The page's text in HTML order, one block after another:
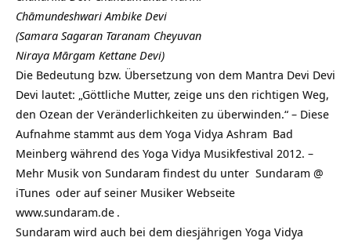
Chāmundeshwari Ambike Devi
(Samara Sagaran Taranam Cheyuvan
Niraya Mārgam Kettane Devi)
Die Bedeutung bzw. Übersetzung von dem Mantra Devi Devi
Devi lautet: „Göttliche Mutter, zeige uns den richtigen Weg,
den Ozean der Veränderlichkeiten zu überwinden.“ – Diese
Aufnahme stammt aus dem Yoga Vidya Ashram Bad
Meinberg während des Yoga Vidya Musikfestival 2012. –
Mehr Musik von Sundaram findest du unter Sundaram @
iTunes oder auf seiner Musiker Webseite
www.sundaram.de .
Sundaram wird auch bei dem diesjährigen Yoga Vidya